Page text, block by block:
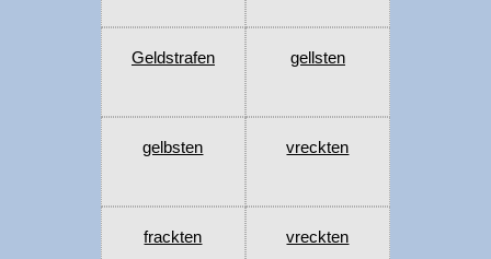
Geldstrafen gellsten
gelbsten vreckten
frackten vreckten